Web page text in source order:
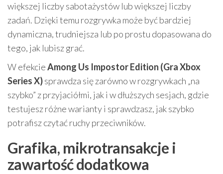
większej liczby sabotażystów lub większej liczby
zadań. Dzięki temu rozgrywka może być bardziej
dynamiczna, trudniejsza lub po prostu dopasowana do
tego, jak lubisz grać.
W efekcieAmong Us Impostor Edition (Gra Xbox
Series X)sprawdza się zarówno w rozgrywkach „na
szybko” z przyjaciółmi, jak i w dłuższych sesjach, gdzie
testujesz różne warianty i sprawdzasz, jak szybko
potrafisz czytać ruchy przeciwników.
Grafika, mikrotransakcje i
zawartość dodatkowa